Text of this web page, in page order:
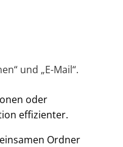
und „E-Mail“.
oder
effizienter.
Ordner